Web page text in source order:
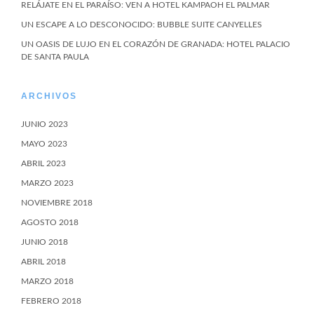
RELÁJATE EN EL PARAÍSO: VEN A HOTEL KAMPAOH EL PALMAR
UN ESCAPE A LO DESCONOCIDO: BUBBLE SUITE CANYELLES
UN OASIS DE LUJO EN EL CORAZÓN DE GRANADA: HOTEL PALACIO
DE SANTA PAULA
ARCHIVOS
JUNIO 2023
MAYO 2023
ABRIL 2023
MARZO 2023
NOVIEMBRE 2018
AGOSTO 2018
JUNIO 2018
ABRIL 2018
MARZO 2018
FEBRERO 2018